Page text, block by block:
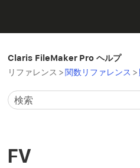
Claris FileMaker Pro ヘルプ
リファレンス >関数リファレンス >
FV